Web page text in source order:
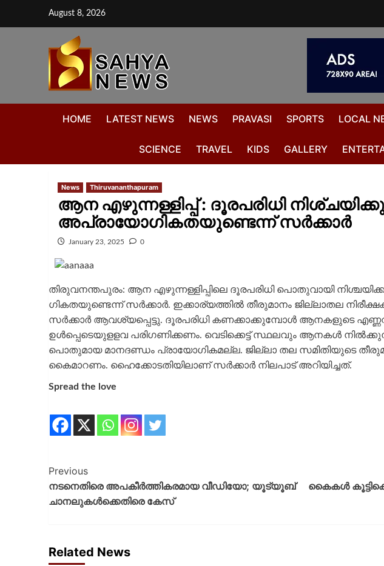
August 8, 2026
HOME LATEST NEWS NEWS PRAVASI SPORTS LOCAL
SCIENCE TRAVEL KIDS GALLERY
News Thiruvananthapuram
ആന എഴുന്നള്ളിപ്പ് : ദൂരപരിധി
അപ്രായോഗികതയുണ്ടെന്ന് സർക്കാർ
January 23, 2025 0
തിരുവനന്തപുരം: ആന എഴുന്നള്ളിപ്പിലെ ദൂരപരിധി പൊതുവായി
ഗികതയുണ്ടെന്ന് സർക്കാർ. ഇക്കാര്യത്തിൽ തീരുമാനം ജില്ലാതല
സർക്കാർ ആവശ്യപ്പെട്ടു. ദൂരപരിധി കണക്കാക്കുമ്പോൾ ആനകളുടെ
ഉൾപ്പെടെയുളളവ പരിഗണിക്കണം. വെടിക്കെട്ട് സ്ഥലവും ആനകൾ
പൊതുമായ മാനദണ്ഡം പ്രായോഗികമല്ല. ജില്ലാ തല സമിതിയുടെ
കൈമാറണം. ഹൈക്കോടതിയിലാണ് സർക്കാ‍ർ നിലപാട് അറിയിച്ചത്.
Spread the love
Previous
നടനെതിരെ അപകീര്‍ത്തികരമായ വീഡിയോ; യൂട്യൂബ്
ചാനലുകള്‍ക്കെതിരെ കേസ്
കൈകള്‍
Related News